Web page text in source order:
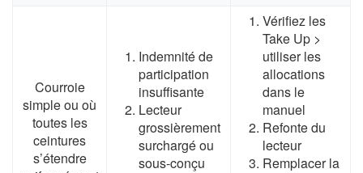
Courroie
simple ou où
toutes les
ceintures
s’étendre
Indemnité de
participation
insuffisante
Lecteur
grossièrement
surchargé ou
sous-conçu
Vérifiez les
Take Up >
utiliser les
allocations
dans le
manuel
Refonte du
lecteur
Remplacer la